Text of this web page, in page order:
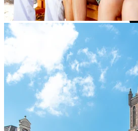
Route
Parkeren
Met de fiets
Wegwerkzaamheden
Toegankelijke binnenstad
Overnachten
Hotels